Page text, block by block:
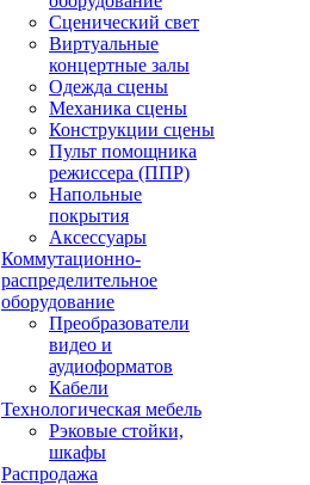
Сценический свет
Виртуальные
концертные залы
Одежда сцены
Механика сцены
Конструкции сцены
Пульт помощника
режиссера (ППР)
Напольные
покрытия
Аксессуары
Коммутационно-
распределительное
оборудование
Преобразователи
видео и
аудиоформатов
Кабели
Технологическая мебель
Рэковые стойки,
шкафы
Распродажа